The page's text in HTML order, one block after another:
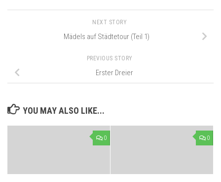
NEXT STORY
Mädels auf Städtetour (Teil 1)
PREVIOUS STORY
Erster Dreier
YOU MAY ALSO LIKE...
0 0